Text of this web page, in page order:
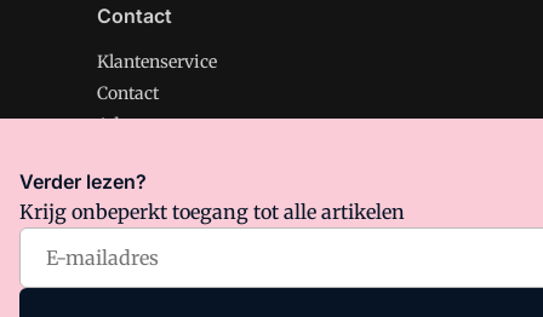
Contact
Klantenservice
Contact
Adverteren
Management Support is onderdeel van VMN media.
Algemene Voorwaarden
Verder lezen?
Krijg onbeperkt toegang tot alle artikelen